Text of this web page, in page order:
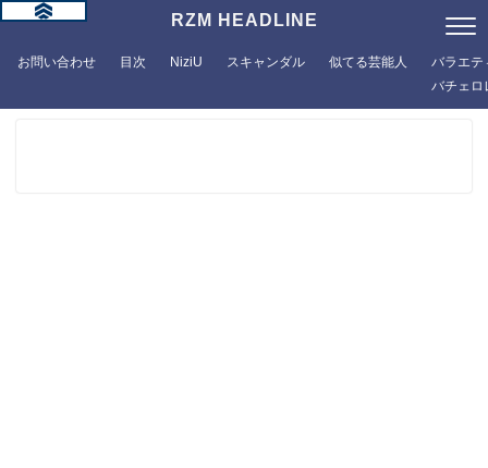
RZM HEADLINE
お問い合わせ 目次 NiziU スキャンダル 似てる芸能人
バラエテ
バチェロ